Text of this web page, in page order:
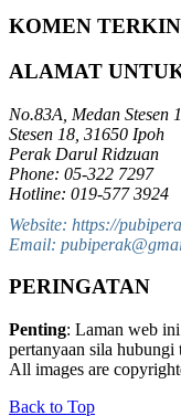
KOMEN
ALAMAT
No.83A, Medan Stesen
Stesen 18, 31650 Ipoh
Perak Darul Ridzuan
Phone: 05-322 7297
Hotline: 019-577 3924
Website: https://
Email:
PERINGATAN
Penting: Laman web
pertanyaan sila
All images are
Back to Top